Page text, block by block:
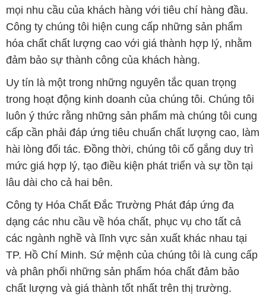
mọi nhu cầu của khách hàng với tiêu chí hàng đầu.
Công ty chúng tôi hiện cung cấp những sản phẩm
hóa chất chất lượng cao với giá thành hợp lý, nhằm
đảm bảo sự thành công của khách hàng.
Uy tín là một trong những nguyên tắc quan trọng
trong hoạt động kinh doanh của chúng tôi. Chúng tôi
luôn ý thức rằng những sản phẩm mà chúng tôi cung
cấp cần phải đáp ứng tiêu chuẩn chất lượng cao, làm
hài lòng đối tác. Đồng thời, chúng tôi cố gắng duy trì
mức giá hợp lý, tạo điều kiện phát triển và sự tồn tại
lâu dài cho cả hai bên.
Công ty Hóa Chất Đắc Trường Phát đáp ứng đa
dạng các nhu cầu về hóa chất, phục vụ cho tất cả
các ngành nghề và lĩnh vực sản xuất khác nhau tại
TP. Hồ Chí Minh. Sứ mệnh của chúng tôi là cung cấp
và phân phối những sản phẩm hóa chất đảm bảo
chất lượng và giá thành tốt nhất trên thị trường.